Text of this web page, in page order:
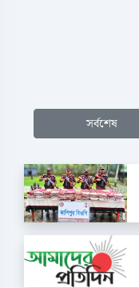
সর্বশেষ